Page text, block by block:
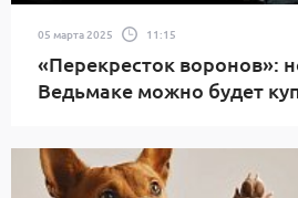
05 марта 2025 11:15
«Перекресток воронов»:
Ведьмаке можно будет